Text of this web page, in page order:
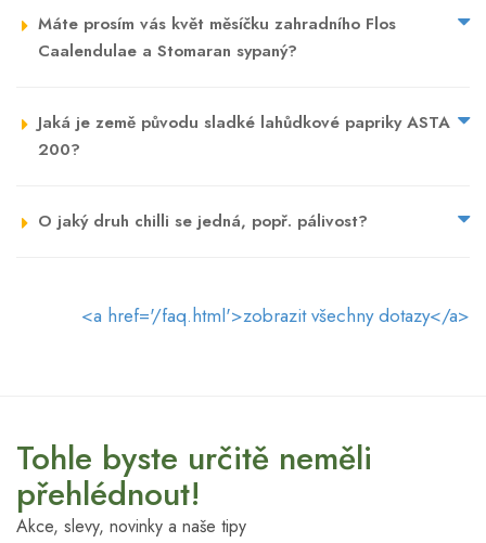
Máte prosím vás květ měsíčku zahradního Flos
Caalendulae a Stomaran sypaný?
Jaká je země původu sladké lahůdkové papriky ASTA
200?
O jaký druh chilli se jedná, popř. pálivost?
<a href='/faq.html'>zobrazit všechny dotazy</a>
Tohle byste určitě neměli
přehlédnout!
Akce, slevy, novinky a naše tipy